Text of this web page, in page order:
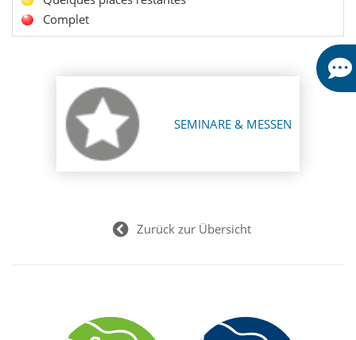
Complet
SEMINARE & MESSEN
Zurück zur Übersicht